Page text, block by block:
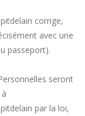
corrige,
avec une
passeport).
seront
par la loi,